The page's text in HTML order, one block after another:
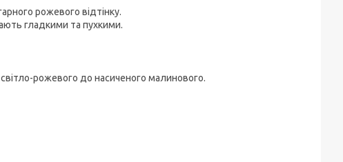
рожевого відтінку.
гладкими та пухкими.
рожевого до насиченого малинового.